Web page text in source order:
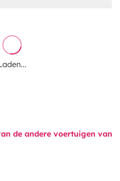
de andere voertuigen van